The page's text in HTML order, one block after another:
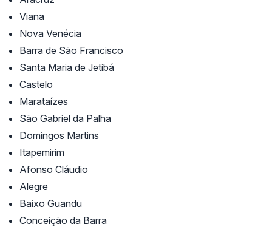
Viana
Nova Venécia
Barra de São Francisco
Santa Maria de Jetibá
Castelo
Marataízes
São Gabriel da Palha
Domingos Martins
Itapemirim
Afonso Cláudio
Alegre
Baixo Guandu
Conceição da Barra